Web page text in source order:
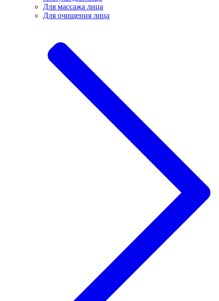
Для массажа лица
Для очищения лица